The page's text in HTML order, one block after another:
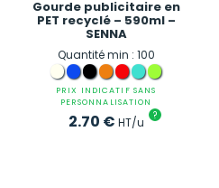
Gourde publicitaire en
PET recyclé – 590ml –
SENNA
Quantité min : 100
PRIX INDICATIF SANS
PERSONNALISATION
2.70 € HT/u ?